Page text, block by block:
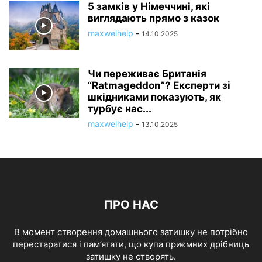
5 замків у Німеччині, які
виглядають прямо з казок
maxwelhelp - 14.10.2025
Чи переживає Британія
“Ratmageddon”? Експерти зі
шкідниками показують, як
турбує нас...
maxwelhelp - 13.10.2025
ПРО НАС
В момент створення домашнього затишку не потрібно
перестаратися і пам’ятати, що купа приємних дрібниць
затишку не створять.